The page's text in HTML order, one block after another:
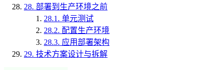
28. 部署到生产环境之前
28.1. 单元测试
28.2. 配置生产环境
28.3. 应用部署架构
29. 技术方案设计与拆解